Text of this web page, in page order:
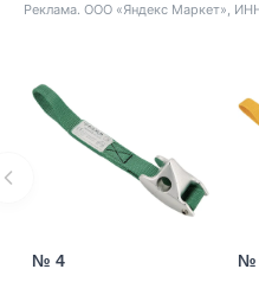
Реклама. ООО «Яндекс Маркет»,
№ 4 №